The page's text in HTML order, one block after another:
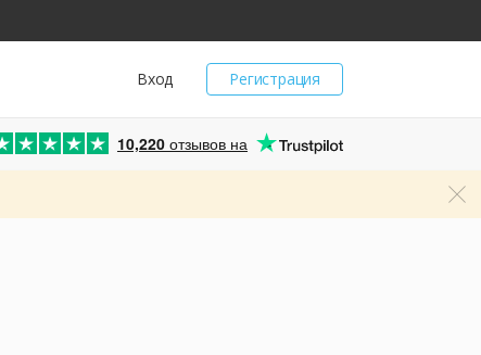
Регистрация
Вход
10,220 отзывов на